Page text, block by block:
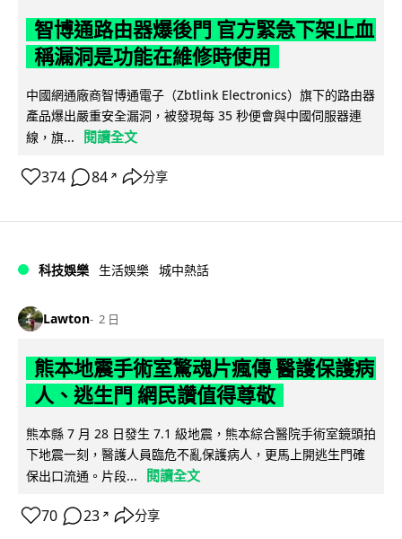
智博通路由器爆後門 官方緊急下架止血
稱漏洞是功能在維修時使用
中國網通廠商智博通電子（Zbtlink Electronics）旗下的路由器
產品爆出嚴重安全漏洞，被發現每 35 秒便會與中國伺服器連
線，旗...
閱讀全文
374 84 ↗ 分享
科技娛樂 生活娛樂 城中熱話
Lawton 2 日
熊本地震手術室驚魂片瘋傳 醫護保護病
人、逃生門 網民讚值得尊敬
熊本縣 7 月 28 日發生 7.1 級地震，熊本綜合醫院手術室鏡頭拍
下地震一刻，醫護人員臨危不亂保護病人，更馬上開逃生門確
保出口流通。片段...
閱讀全文
70 23 ↗ 分享